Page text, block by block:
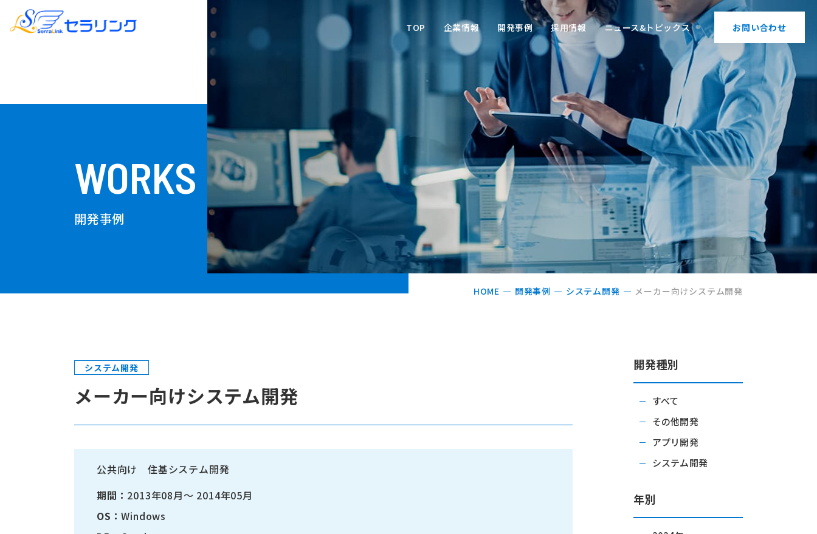
TOP 企業情報 開発事例 採用情報 ニュース&トピックス お問い合わせ
WORKS
開発事例
HOME 開発事例 システム開発 メーカー向けシステム開発
システム開発
メーカー向けシステム開発
公共向け 住基システム開発
期間： 2013年08月～ 2014年05月
OS：Windows
開発種別
すべて
その他開発
アプリ開発
システム開発
年別